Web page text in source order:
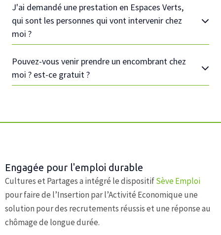
J'ai demandé une prestation en Espaces Verts,
qui sont les personnes qui vont intervenir chez
moi ?
Pouvez-vous venir prendre un encombrant chez
moi ? est-ce gratuit ?
Engagée pour l'emploi durable
Cultures et Partages a intégré le dispositifSève Emploi
pour faire de l’Insertion par l’Activité Economique une
solution pour des recrutements réussis et une réponse au
chômage de longue durée.